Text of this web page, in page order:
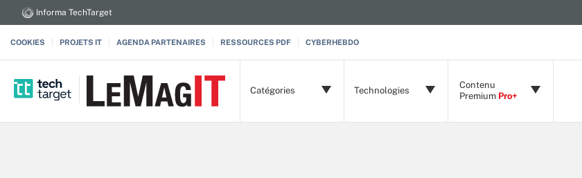
Informa TechTarget
COOKIES PROJETS IT AGENDA PARTENAIRES RESSOURCES PDF CYBERHEBDO
Catégories Technologies
Contenu
Premium Pro+